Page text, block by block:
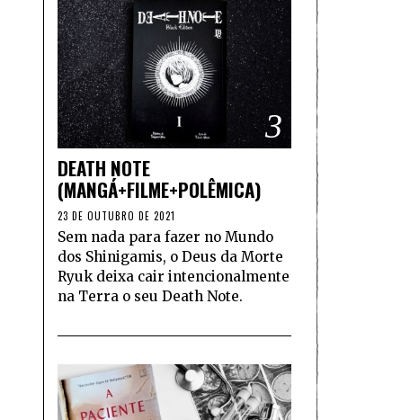
3
DEATH NOTE
(MANGÁ+FILME+POLÊMICA)
23 DE OUTUBRO DE 2021
Sem nada para fazer no Mundo
dos Shinigamis, o Deus da Morte
Ryuk deixa cair intencionalmente
na Terra o seu Death Note.